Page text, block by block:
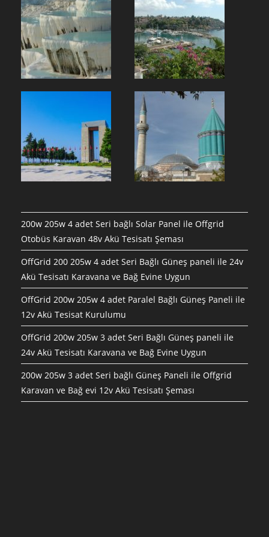
200w 205w 4 adet Seri bağlı Solar Panel ile Offgrid
Otobüs Karavan 48v Akü Tesisatı Şeması
OffGrid 200 205w 4 adet Seri Bağlı Güneş paneli ile 24v
Akü Tesisatı Karavana ve Bağ Evine Uygun
OffGrid 200w 205w 4 adet Paralel Bağlı Güneş Paneli ile
12v Akü Tesisat Kurulumu
OffGrid 200w 205w 3 adet Seri Bağlı Güneş paneli ile
24v Akü Tesisatı Karavana ve Bağ Evine Uygun
200w 205w 3 adet Seri bağlı Güneş Paneli ile Offgrid
Karavan ve Bağ evi 12v Akü Tesisatı Şeması